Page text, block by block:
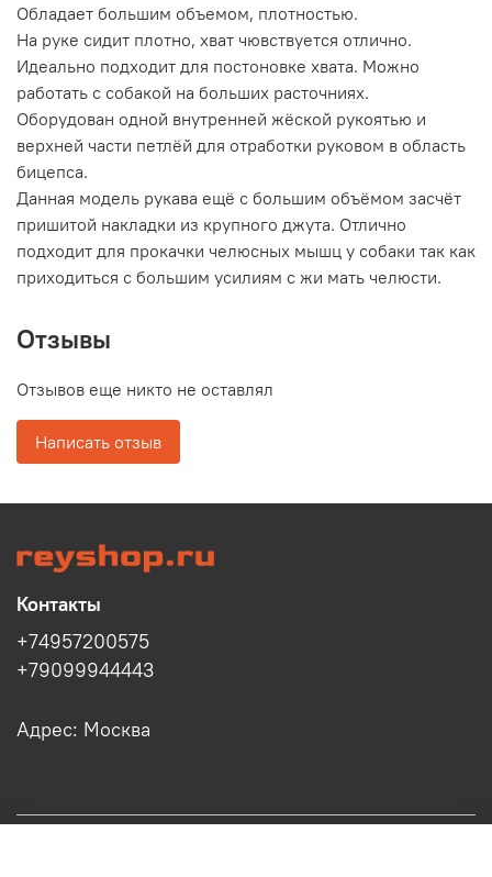
Обладает большим объемом, плотностью.
На руке сидит плотно, хват чювствуется отлично.
Идеально подходит для постоновке хвата. Можно
работать с собакой на больших расточниях.
Оборудован одной внутренней жëской рукоятью и
верхней части петлëй для отработки руковом в область
бицепса.
Данная модель рукава ещё с большим объëмом засчëт
пришитой накладки из крупного джута. Отлично
подходит для прокачки челюсных мышц у собаки так как
приходиться с большим усилиям с жи мать челюсти.
Отзывы
Отзывов еще никто не оставлял
Написать отзыв
Контакты
+74957200575
+79099944443
Адрес: Москва